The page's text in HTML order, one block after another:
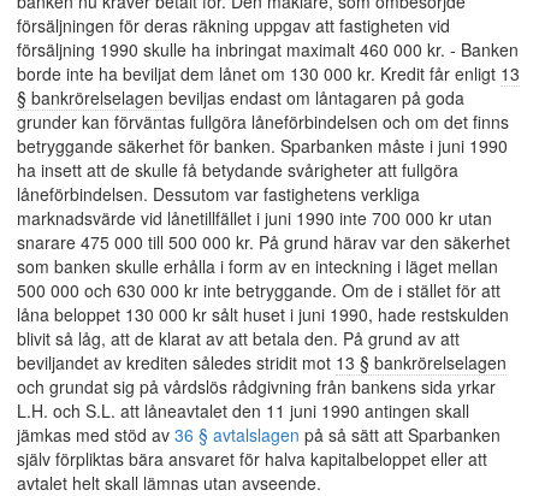
försäljningen för deras räkning uppgav att fastigheten vid
försäljning 1990 skulle ha inbringat maximalt 460 000 kr. - Banken
borde inte ha beviljat dem lånet om 130 000 kr. Kredit får enligt 13
§ bankrörelselagen beviljas endast om låntagaren på goda
grunder kan förväntas fullgöra låneförbindelsen och om det finns
betryggande säkerhet för banken. Sparbanken måste i juni 1990
ha insett att de skulle få betydande svårigheter att fullgöra
låneförbindelsen. Dessutom var fastighetens verkliga
marknadsvärde vid lånetillfället i juni 1990 inte 700 000 kr utan
snarare 475 000 till 500 000 kr. På grund härav var den säkerhet
som banken skulle erhålla i form av en inteckning i läget mellan
500 000 och 630 000 kr inte betryggande. Om de i stället för att
låna beloppet 130 000 kr sålt huset i juni 1990, hade restskulden
blivit så låg, att de klarat av att betala den. På grund av att
beviljandet av krediten således stridit mot 13 § bankrörelselagen
och grundat sig på vårdslös rådgivning från bankens sida yrkar
L.H. och S.L. att låneavtalet den 11 juni 1990 antingen skall
jämkas med stöd av 36 § avtalslagen på så sätt att Sparbanken
själv förpliktas bära ansvaret för halva kapitalbeloppet eller att
avtalet helt skall lämnas utan avseende.